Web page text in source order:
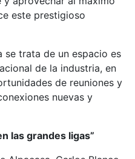
este prestigioso
se trata de un espacio es
de la industria, en
de reuniones y
nuevas y
las grandes ligas”